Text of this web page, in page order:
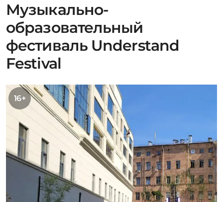
Музыкально-
образовательный
фестиваль Understand
Festival
16+